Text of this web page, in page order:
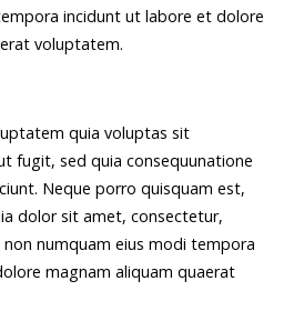
incidunt ut labore et dolore
voluptatem.
quia voluptas sit
fugit, sed quia consequunatione
Neque porro quisquam est,
dolor sit amet, consectetur,
numquam eius modi tempora
magnam aliquam quaerat